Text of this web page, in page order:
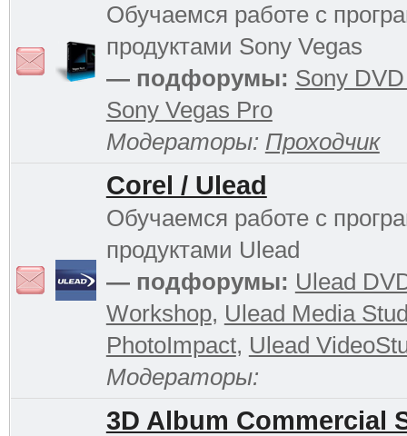
Обучаемся работе с
продуктами Sony Vegas
— подфорумы: Sony
Sony Vegas Pro
Модераторы: Проходчик
Corel / Ulead
Обучаемся работе с
продуктами Ulead
— подфорумы: Ulead
Workshop, Ulead Media
PhotoImpact, Ulead
Модераторы:
3D Album Commercial